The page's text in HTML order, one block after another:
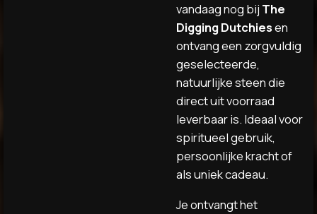
vandaag nog bij The
Digging Dutchiesen
ontvang een zorgvuldig
geselecteerde,
natuurlijke steen die
direct uit voorraad
leverbaar is. Ideaal voor
spiritueel gebruik,
persoonlijke kracht of
als uniek cadeau.
Je ontvangt het